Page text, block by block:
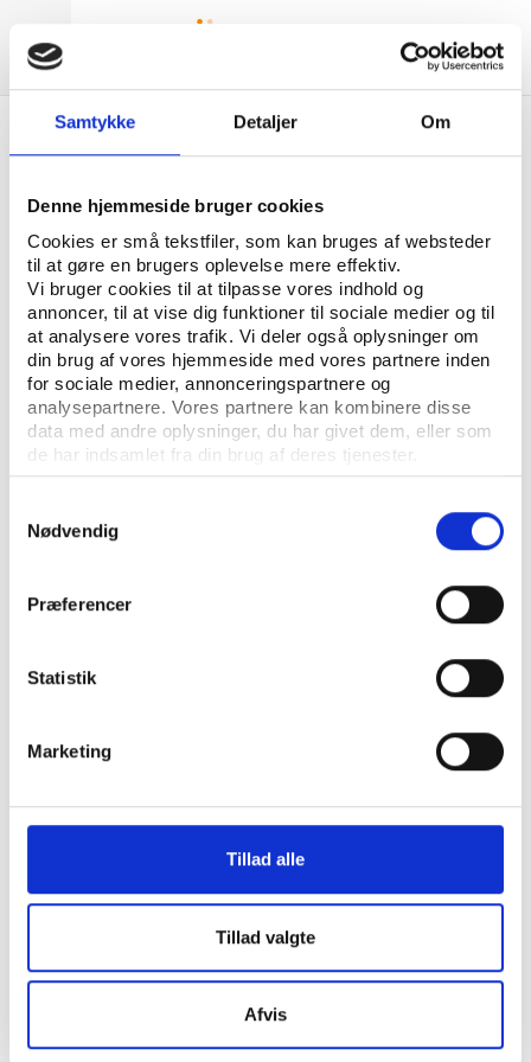
Samtykke Detaljer Om
Denne hjemmeside bruger cookies
Cookies er små tekstfiler, som kan bruges af websteder
til at gøre en brugers oplevelse mere effektiv.
Vi bruger cookies til at tilpasse vores indhold og
annoncer, til at vise dig funktioner til sociale medier og til
at analysere vores trafik. Vi deler også oplysninger om
din brug af vores hjemmeside med vores partnere inden
for sociale medier, annonceringspartnere og
analysepartnere. Vores partnere kan kombinere disse
data med andre oplysninger, du har givet dem, eller som
de har indsamlet fra din brug af deres tjenester.
Nødvendig
Præferencer
Statistik
Marketing
Tillad alle
Tillad valgte
Afvis
PLAY THE GAMEAUTHORS
CONTACT US
Vester Allé 8B, 3.
8000 Aarhus C, Denmark
+45 3266 1030
info@playthegame.org
Find employee
Read more about us
Certificate of accessibility (Danish)
FOLLOW PLAY THE GAME
X
LinkedIn
LinkedIn